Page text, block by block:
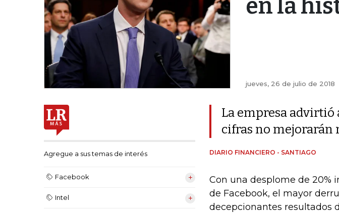
en la
jueves, 26 de julio de 2018
Agregue a sus temas de interés
Facebook
Intel
La empresa advirtió
cifras no mejorarán
DIARIO FINANCIERO - SANTIAGO
Con una desplome de 20%
de Facebook, el mayor
decepcionantes resultados